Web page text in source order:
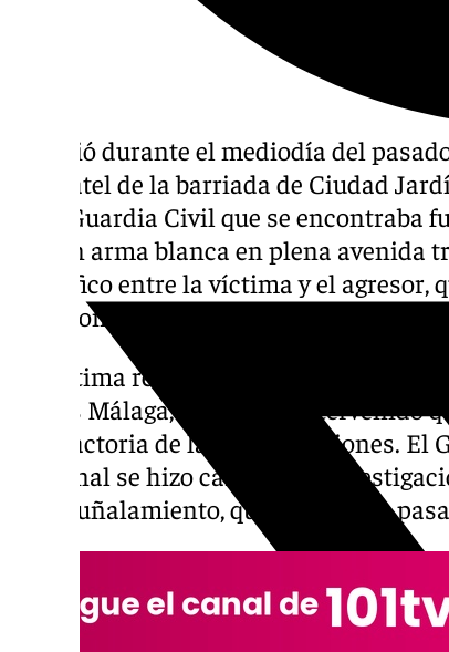
Sucedió durante el mediodía del
Moscatel de la barriada de Ciudad
de la Guardia Civil que se encontraba
con un arma blanca en plena avenida
de tráfico entre la víctima y el agresor,
fuga, como apunta La Opinión de
La víctima resultó herida en el
Vithas Málaga, donde fue intervenido
satisfactoria de las graves lesiones.
Nacional se hizo cargo de la
del apuñalamiento, que hoy jueves